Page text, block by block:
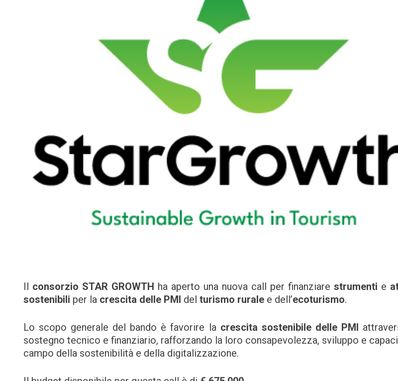
Il consorzio STAR GROWTH ha aperto una nuova call per finanziare strumenti e
sostenibili per la crescita delle PMI del turismo rurale e dell’ecoturismo.
Lo scopo generale del bando è favorire la crescita sostenibile delle PMI
sostegno tecnico e finanziario, rafforzando la loro consapevolezza, sviluppo e
campo della sostenibilità e della digitalizzazione.